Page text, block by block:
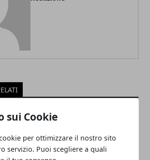
sui Cookie
per ottimizzare il nostro sito
servizio. Puoi scegliere a quali